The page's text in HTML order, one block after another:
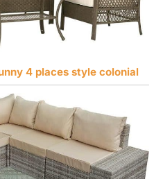
4 places style colonial